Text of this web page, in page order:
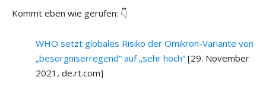
Kommt eben wie gerufen: 👇
WHO setzt globales Risiko der Omikron-Variante von
„besorgniserregend“ auf „sehr hoch“ [29. November
2021, de.rt.com]